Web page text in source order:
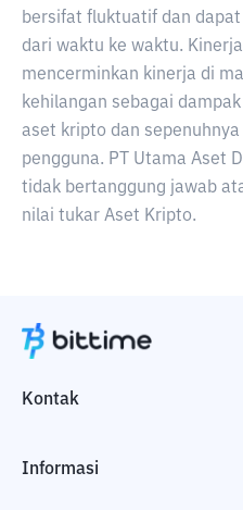
bersifat fluktuatif dan
dari waktu ke waktu.
mencerminkan kinerja di
kehilangan sebagai
aset kripto dan
pengguna. PT Utama Aset
tidak bertanggung jawab
nilai tukar Aset Kripto.
Kontak
Informasi